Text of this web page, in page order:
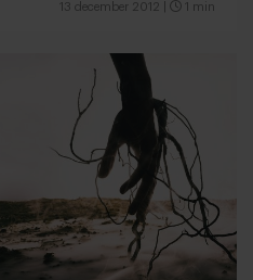
13 december 2012 1 min